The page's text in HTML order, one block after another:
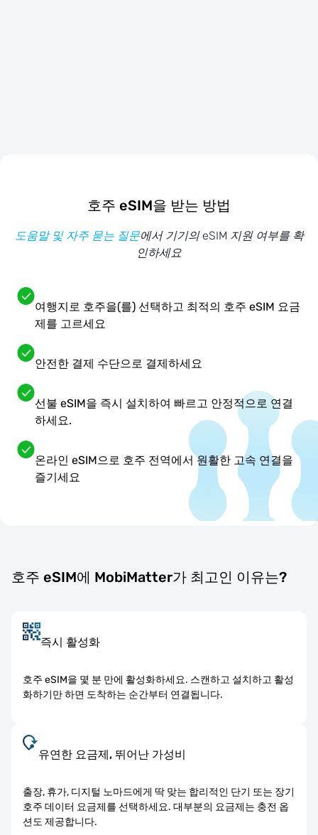
호주 eSIM을 받는 방법
도움말 및 자주 묻는 질문에서 기기의 eSIM 지원 여부를 확
인하세요
여행지로 호주을(를) 선택하고 최적의 호주 eSIM 요금
제를 고르세요
안전한 결제 수단으로 결제하세요
선불 eSIM을 즉시 설치하여 빠르고 안정적으로 연결
하세요.
온라인 eSIM으로 호주 전역에서 원활한 고속 연결을
즐기세요
호주 eSIM에 MobiMatter가 최고인 이유는?
즉시 활성화
호주 eSIM을 몇 분 만에 활성화하세요. 스캔하고 설치하고 활성
화하기만 하면 도착하는 순간부터 연결됩니다.
유연한 요금제, 뛰어난 가성비
출장, 휴가, 디지털 노마드에게 딱 맞는 합리적인 단기 또는 장기
호주 데이터 요금제를 선택하세요. 대부분의 요금제는 충전 옵
션도 제공합니다.